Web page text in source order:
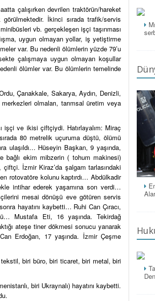
çalışırken devrilen traktörün/hareket
İkinci sırada trafik/servis
vb. gerçekleşen işçi taşınması
uygun olmayan yollar, iş yetiştirme
var. Bu nedenli ölümlerin yüzde 79’u
çalışmaya uygun olmayan koşullar
ölümler var. Bu ölümlerin temelinde
Çanakkale, Sakarya, Aydın, Denizli,
olmaları, tarımsal üretim veya
işçi ve ikisi çiftçiydi. Hatırlayalım: Miraç
80 metrelik uçuruma düştü, ölümü
ulaşıldı… Hüseyin Başkan, 9 yaşında,
bağlı ekim mibzerin ( tohum makinesi)
İzmir Kiraz’da şalgam tarlasındaki
rotovatöre kolunu kaptırdı… Abdülkadir
intihar ederek yaşamına son verdi…
mesai dönüşü eve götüren servis
hayatını kaybetti… Ruhi Can Çıracı,
Mustafa Eti, 16 yaşında. Tekirdağ
ateşe tiner dökmesi sonucu yanarak
Erdoğan, 17 yaşında. İzmir Çeşme
tekstil, biri büro, biri ticaret, biri metal, biri
biri Ukraynalı) hayatını kaybetti.